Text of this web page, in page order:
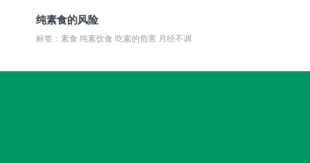
纯素食的风险
标签：素食 纯素饮食 吃素的危害 月经不调